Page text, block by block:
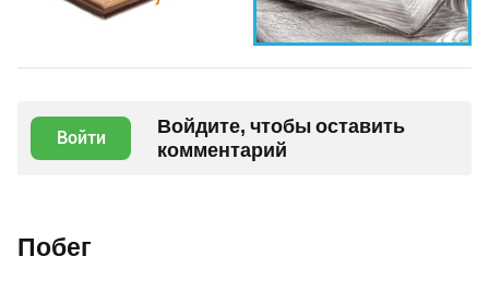
Войти
Войдите, чтобы оставить
комментарий
Побег